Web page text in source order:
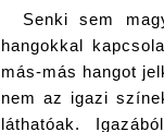
Senki sem
hangokkal
más-más hangot
nem az igazi
láthatóak.